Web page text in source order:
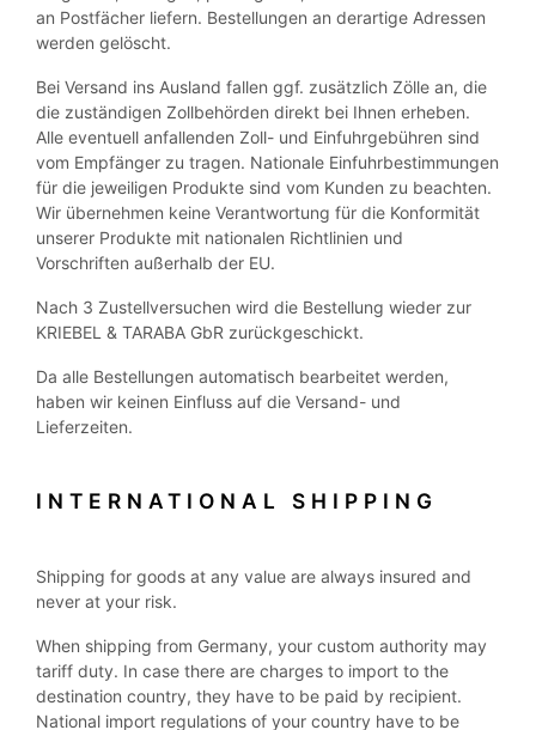
an Postfächer liefern. Bestellungen an derartige Adressen
werden gelöscht.
Bei Versand ins Ausland fallen ggf. zusätzlich Zölle an, die
die zuständigen Zollbehörden direkt bei Ihnen erheben.
Alle eventuell anfallenden Zoll- und Einfuhrgebühren sind
vom Empfänger zu tragen. Nationale Einfuhrbestimmungen
für die jeweiligen Produkte sind vom Kunden zu beachten.
Wir übernehmen keine Verantwortung für die Konformität
unserer Produkte mit nationalen Richtlinien und
Vorschriften außerhalb der EU.
Nach 3 Zustellversuchen wird die Bestellung wieder zur
KRIEBEL & TARABA GbR zurückgeschickt.
Da alle Bestellungen automatisch bearbeitet werden,
haben wir keinen Einfluss auf die Versand- und
Lieferzeiten.
INTERNATIONAL SHIPPING
Shipping for goods at any value are always insured and
never at your risk.
When shipping from Germany, your custom authority may
tariff duty. In case there are charges to import to the
destination country, they have to be paid by recipient.
National import regulations of your country have to be